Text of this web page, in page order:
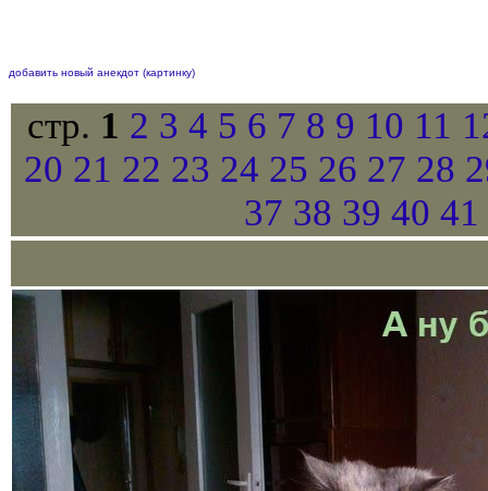
добавить новый анекдот (картинку)
стр. 1 2 3 4 5 6 7 8 9 10 11
20 21 22 23 24 25 26 27 28
37 38 39 40 41